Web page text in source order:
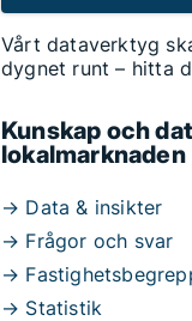
Vårt dataverktyg
dygnet runt – hitta
Kunskap och
lokalmarknaden
→ Data & insikter
→ Frågor och svar
→
→ Statistik